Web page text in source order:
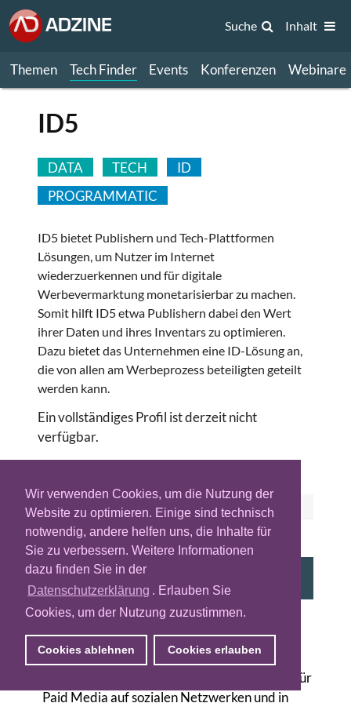
Wir verwenden Cookies, um die Nutzung der
Website zu optimieren. Einige sind technisch
notwendig, andere helfen uns, die Inhalte für
Sie zu verbessern. Weitere Informationen
dazu finden Sie in der
Datenschutzerklärung . Erlauben Sie
Cookies, um der Nutzung zuzustimmen.
Cookies ablehnen Cookies erlauben
Themen Tech Finder Events Konferenzen Webinare
Suche Inhalt
ID5
DATA TECH
ID
PROGRAMMATIC
ID5 bietet Publishern und Tech-Plattformen
Lösungen, um Nutzer im Internet
wiederzuerkennen und für digitale
Werbevermarktung monetarisierbar zu machen.
Somit hilft ID5 etwa Publishern dabei den Wert
ihrer Daten und ihres Inventars zu optimieren.
Dazu bietet das Unternehmen eine ID-Lösung an,
die von allen am Werbeprozess beteiligten geteilt
werden kann.
Ein vollständiges Profil ist derzeit nicht
verfügbar.
ÄHNLICHE ANBIETER
PARTNER
adnomaly - Anomalie-Detection in Media-
Buying-Tools
Düsseldorf (DE)
Das deutsche Unternehmen adnomaly bietet
eine technische Lösung zur Minimierung von
Fehleinstellungen in komplexen Buying Tools für
Paid Media auf sozialen Netzwerken und in